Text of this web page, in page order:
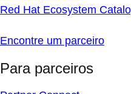
Red Hat Ecosystem
Encontre um parceiro
Para parceiros